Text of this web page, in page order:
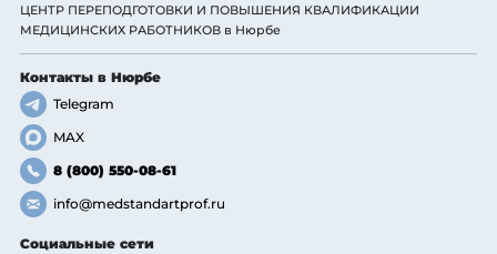
ЦЕНТР ПЕРЕПОДГОТОВКИ И ПОВЫШЕНИЯ КВАЛИФИКАЦИИ
МЕДИЦИНСКИХ РАБОТНИКОВ в Нюрбе
Контакты в Нюрбе
Telegram
MAX
8 (800) 550-08-61
info@medstandartprof.ru
Социальные сети